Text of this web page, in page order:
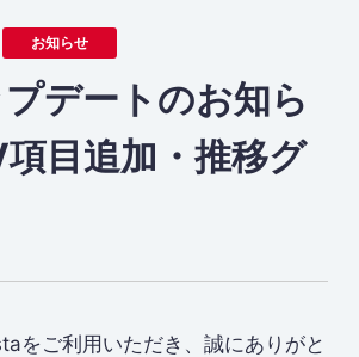
お知らせ
デートのお知ら
目追加・推移グ
をご利用いただき、誠にありがと